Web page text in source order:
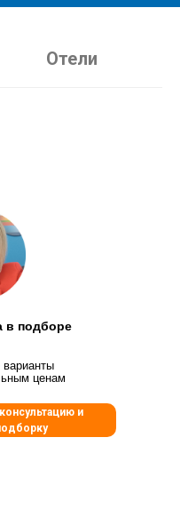
Отели
в подборе
ценам
и